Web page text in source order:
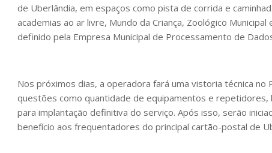
de Uberlândia, em espaços como pista de corrida e
academias ao ar livre, Mundo da Criança, Zoológico
definido pela Empresa Municipal de Processamento de
Nos próximos dias, a operadora fará uma vistoria técnica
questões como quantidade de equipamentos e
para implantação definitiva do serviço. Após isso, serão
benefício aos frequentadores do principal cartão-postal de